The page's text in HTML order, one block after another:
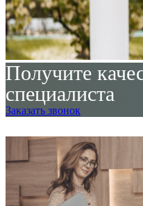
Получите
специалиста
Заказать звонок